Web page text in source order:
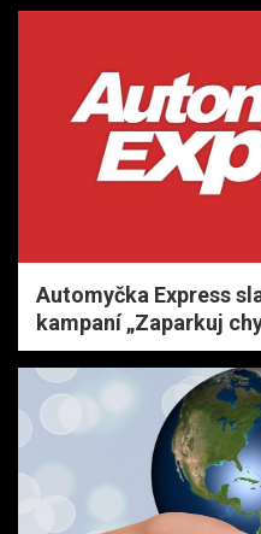
Automyčka Express
kampaní „Zaparkuj